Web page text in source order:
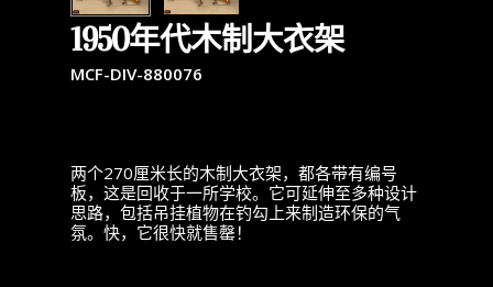
1950年代木制大衣架
MCF-DIV-880076
两个270厘米长的木制大衣架，都各带有编号
板，这是回收于一所学校。它可延伸至多种设计
思路，包括吊挂植物在钓勾上来制造环保的气
氛。快，它很快就售罄！